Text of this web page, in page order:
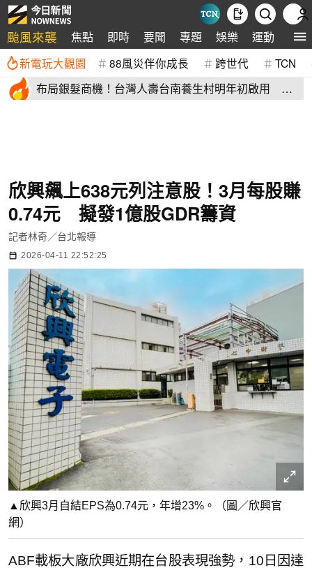
颱風來襲 焦點 即時 要聞 專題 娛樂 運動 全球
新電玩大觀園 88風災伴你成長 跨世代 TCN
布局銀髮商機！台灣人壽台南養生村明年初啟用 月
欣興飆上638元列注意股！3月每股賺
0.74元 擬發1億股GDR籌資
記者林奇／台北報導
2026-04-11 22:52:25
▲欣興3月自結EPS為0.74元，年增23%。（圖／欣興官
網）
ABF載板大廠欣興近期在台股表現強勢，10日因達